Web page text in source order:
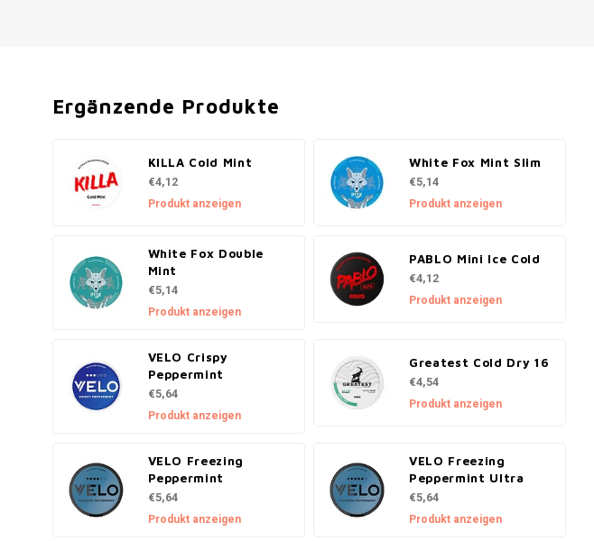
Ergänzende Produkte
KILLA Cold Mint
€4,12
Produkt anzeigen
White Fox Mint Slim
€5,14
Produkt anzeigen
White Fox Double
Mint
€5,14
Produkt anzeigen
PABLO Mini Ice Cold
€4,12
Produkt anzeigen
VELO Crispy
Peppermint
€5,64
Produkt anzeigen
Greatest Cold Dry 16
€4,54
Produkt anzeigen
VELO Freezing
Peppermint
€5,64
Produkt anzeigen
VELO Freezing
Peppermint Ultra
€5,64
Produkt anzeigen